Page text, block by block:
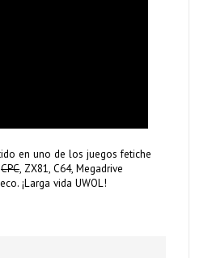
en uno de los juegos fetiche
CPC, ZX81, C64, Megadrive
¡Larga vida UWOL!